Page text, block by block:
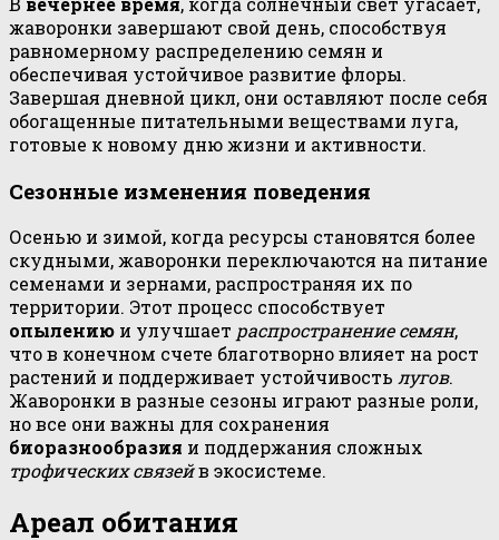
жаворонки завершают свой день, способствуя
равномерному распределению семян и
обеспечивая устойчивое развитие флоры.
Завершая дневной цикл, они оставляют после себя
обогащенные питательными веществами луга,
готовые к новому дню жизни и активности.
Сезонные изменения поведения
Осенью и зимой, когда ресурсы становятся более
скудными, жаворонки переключаются на питание
семенами и зернами, распространяя их по
территории. Этот процесс способствует
опылению и улучшает распространение семян,
что в конечном счете благотворно влияет на рост
растений и поддерживает устойчивость лугов.
Жаворонки в разные сезоны играют разные роли,
но все они важны для сохранения
биоразнообразия и поддержания сложных
трофических связейв экосистеме.
Ареал обитания